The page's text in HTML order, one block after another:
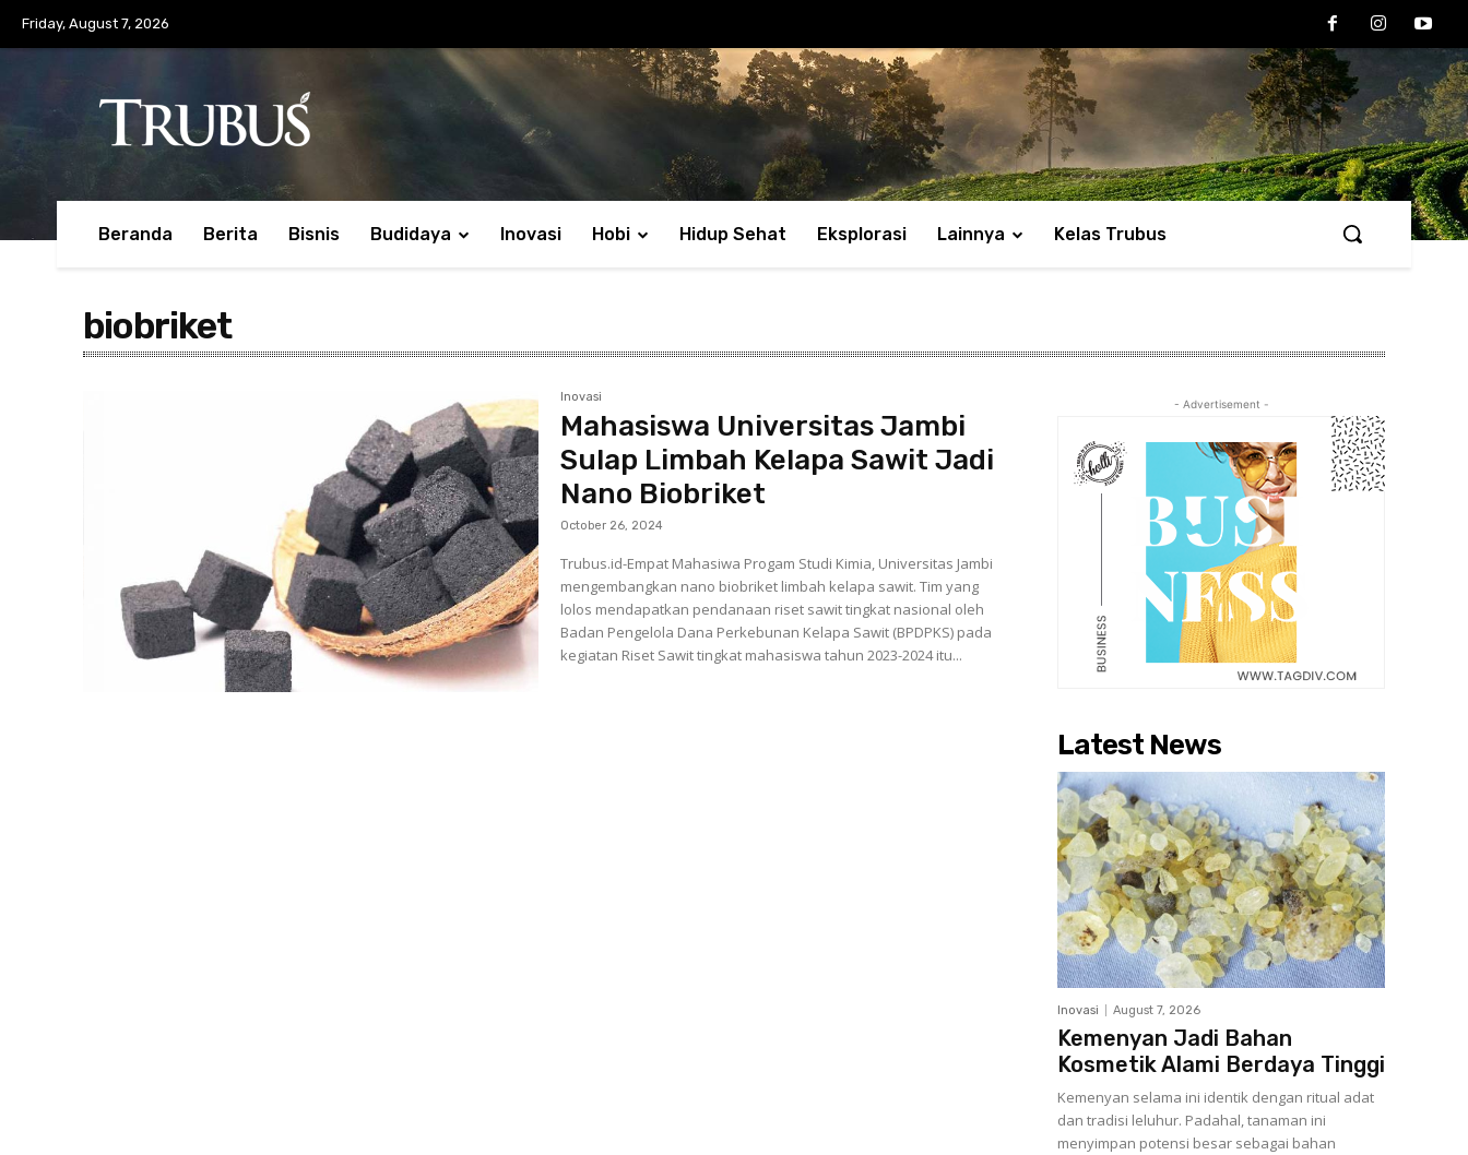
Friday, August 7, 2026
Beranda Berita Bisnis Budidaya Inovasi Hobi Hidup Sehat Eksplorasi Lainnya Kelas Trubus
biobriket
Inovasi
Mahasiswa Universitas Jambi
Sulap Limbah Kelapa Sawit Jadi
Nano Biobriket
October 26, 2024
Trubus.id-Empat Mahasiwa Progam Studi Kimia, Universitas Jambi
mengembangkan nano biobriket limbah kelapa sawit. Tim yang
lolos mendapatkan pendanaan riset sawit tingkat nasional oleh
Badan Pengelola Dana Perkebunan Kelapa Sawit (BPDPKS) pada
kegiatan Riset Sawit tingkat mahasiswa tahun 2023-2024 itu...
- Advertisement -
Latest News
Inovasi August 7, 2026
Kemenyan Jadi Bahan
Kosmetik Alami Berdaya Tinggi
Kemenyan selama ini identik dengan ritual adat
dan tradisi leluhur. Padahal, tanaman ini
menyimpan potensi besar sebagai bahan